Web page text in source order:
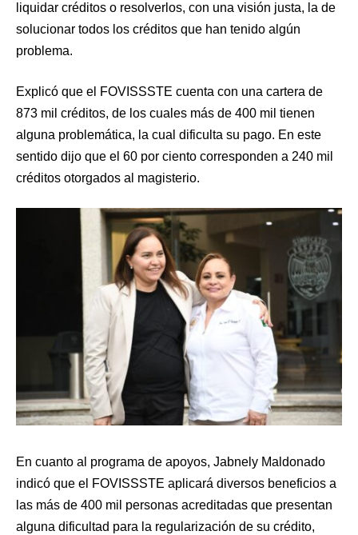
liquidar créditos o resolverlos, con una visión justa, la de
solucionar todos los créditos que han tenido algún
problema.
Explicó que el FOVISSSTE cuenta con una cartera de
873 mil créditos, de los cuales más de 400 mil tienen
alguna problemática, la cual dificulta su pago. En este
sentido dijo que el 60 por ciento corresponden a 240 mil
créditos otorgados al magisterio.
En cuanto al programa de apoyos, Jabnely Maldonado
indicó que el FOVISSSTE aplicará diversos beneficios a
las más de 400 mil personas acreditadas que presentan
alguna dificultad para la regularización de su crédito,